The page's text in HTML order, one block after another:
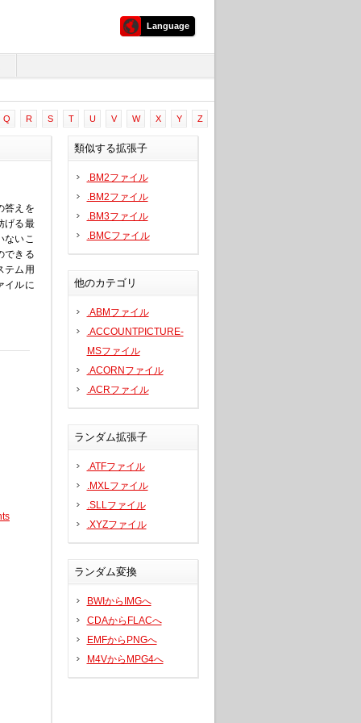
Language
Q R S T U V W X Y Z
答えを
げる最
ないこ
できる
テム用
イルに
類似する拡張子
.BM2ファイル
.BM2ファイル
.BM3ファイル
.BMCファイル
他のカテゴリ
.ABMファイル
.ACCOUNTPICTURE-
MSファイル
.ACORNファイル
.ACRファイル
ランダム拡張子
.ATFファイル
.MXLファイル
.SLLファイル
.XYZファイル
ランダム変換
BWIからIMGへ
CDAからFLACへ
EMFからPNGへ
M4VからMPG4へ